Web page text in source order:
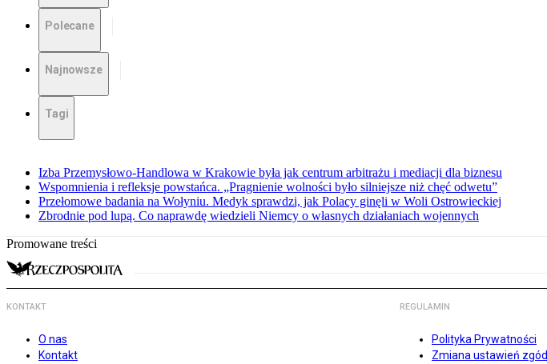
Polecane
Najnowsze
Tagi
Izba Przemysłowo-Handlowa w Krakowie była jak centrum arbitrażu i mediacji dla biznesu
Wspomnienia i refleksje powstańca. „Pragnienie wolności było silniejsze niż chęć odwetu”
Przełomowe badania na Wołyniu. Medyk sprawdzi, jak Polacy ginęli w Woli Ostrowieckiej
Zbrodnie pod lupą. Co naprawdę wiedzieli Niemcy o własnych działaniach wojennych
Promowane treści
KONTAKT
O nas
Kontakt
REGULAMIN
Polityka Prywatności
Zmiana ustawień zgód